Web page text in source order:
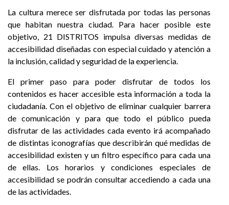
La cultura merece ser disfrutada por todas las personas
que habitan nuestra ciudad. Para hacer posible este
objetivo, 21 DISTRITOS impulsa diversas medidas de
accesibilidad diseñadas con especial cuidado y atención a
la inclusión, calidad y seguridad de la experiencia.
El primer paso para poder disfrutar de todos los
contenidos es hacer accesible esta información a toda la
ciudadanía. Con el objetivo de eliminar cualquier barrera
de comunicación y para que todo el público pueda
disfrutar de las actividades cada evento irá acompañado
de distintas iconografías que describirán qué medidas de
accesibilidad existen y un filtro específico para cada una
de ellas. Los horarios y condiciones especiales de
accesibilidad se podrán consultar accediendo a cada una
de las actividades.